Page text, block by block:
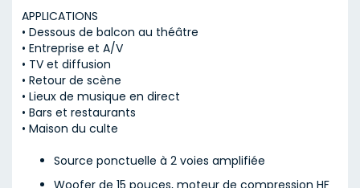
APPLICATIONS
• Dessous de balcon au théâtre
• Entreprise et A/V
• TV et diffusion
• Retour de scène
• Lieux de musique en direct
• Bars et restaurants
• Maison du culte
Source ponctuelle à 2 voies amplifiée